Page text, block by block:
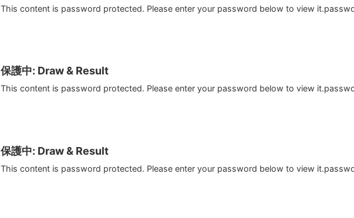
This content is password protected. Please enter your password below to view
保護中: Draw & Result
This content is password protected. Please enter your password below to view
保護中: Draw & Result
This content is password protected. Please enter your password below to view